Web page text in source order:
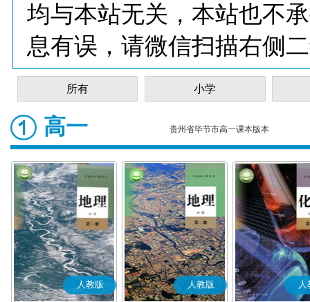
均与本站无关，本站也不
息有误，请微信扫描右侧
所有 小学
高一 贵州省毕节市高一课本版本
人教版 人教版 人